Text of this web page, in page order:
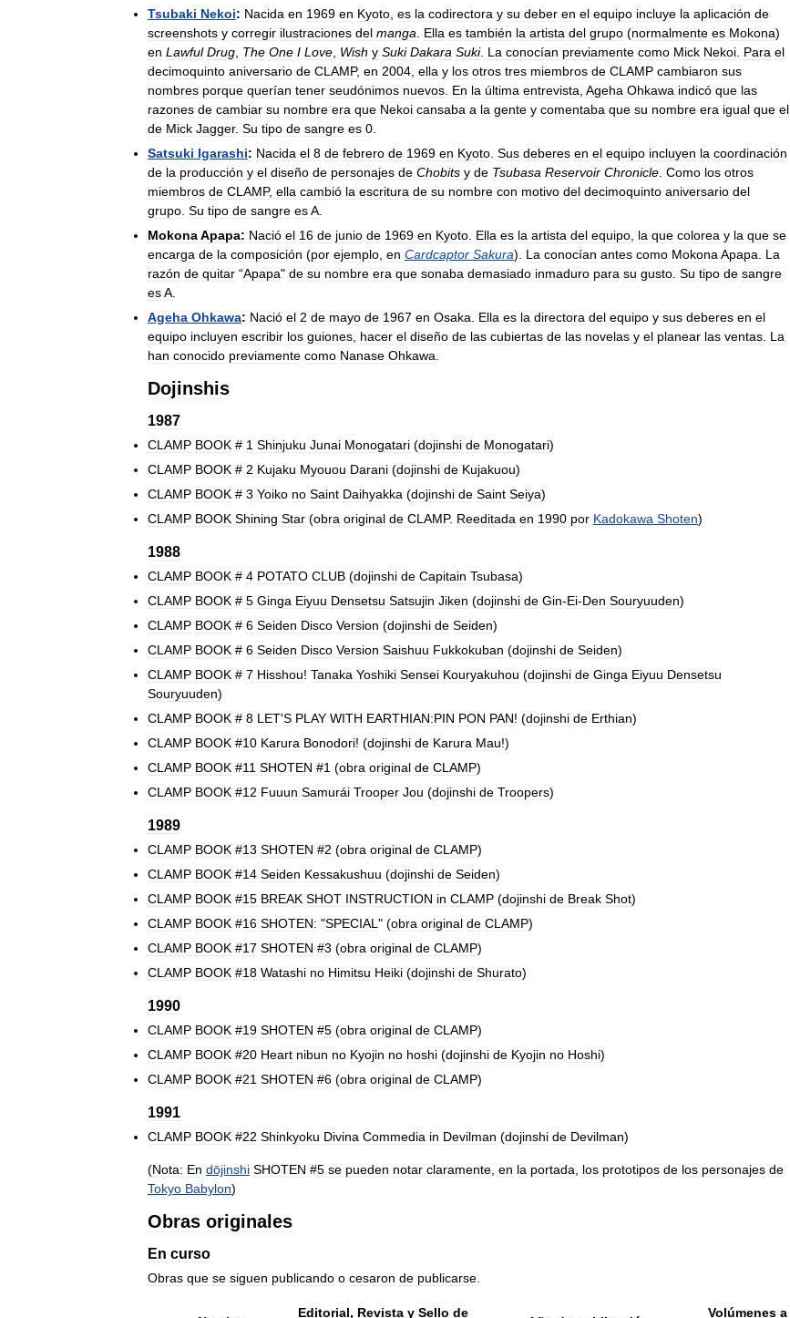
Tsubaki Nekoi: Nacida en 1969 en Kyoto, es la codirectora y su deber en el equipo incluye la aplicación de
screenshots y corregir ilustraciones del manga. Ella es también la artista del grupo (normalmente es Mokona)
en Lawful Drug, The One I Love, Wish y Suki Dakara Suki. La conocían previamente como Mick Nekoi. Para el
decimoquinto aniversario de CLAMP, en 2004, ella y los otros tres miembros de CLAMP cambiaron sus
nombres porque querían tener seudónimos nuevos. En la última entrevista, Ageha Ohkawa indicó que las
razones de cambiar su nombre era que Nekoi cansaba a la gente y comentaba que su nombre era igual que el
de Mick Jagger. Su tipo de sangre es 0.
Satsuki Igarashi: Nacida el 8 de febrero de 1969 en Kyoto. Sus deberes en el equipo incluyen la coordinación
de la producción y el diseño de personajes de Chobits y de Tsubasa Reservoir Chronicle. Como los otros
miembros de CLAMP, ella cambió la escritura de su nombre con motivo del decimoquinto aniversario del
grupo. Su tipo de sangre esA.
MokonaApapa: Nació el 16 de junio de 1969 en Kyoto. Ella es la artista del equipo, la que colorea y la que se
encarga de la composición (por ejemplo, en Cardcaptor Sakura). La conocían antes como MokonaApapa. La
razón de quitar “Apapa" de su nombre era que sonaba demasiado inmaduro para su gusto. Su tipo de sangre
esA.
Ageha Ohkawa: Nació el 2 de mayo de 1967 en Osaka. Ella es la directora del equipo y sus deberes en el
equipo incluyen escribir los guiones, hacer el diseño de las cubiertas de las novelas y el planear las ventas. La
han conocido previamente como Nanase Ohkawa.
Dojinshis
1987
CLAMP BOOK # 1 Shinjuku Junai Monogatari (dojinshi de Monogatari)
CLAMP BOOK # 2 Kujaku Myouou Darani (dojinshi de Kujakuou)
CLAMP BOOK # 3 Yoiko no Saint Daihyakka (dojinshi de Saint Seiya)
CLAMP BOOK Shining Star (obra original de CLAMP. Reeditada en 1990 por Kadokawa Shoten)
1988
CLAMP BOOK # 4 POTATO CLUB (dojinshi de Capitain Tsubasa)
CLAMP BOOK # 5 Ginga Eiyuu Densetsu Satsujin Jiken (dojinshi de Gin-Ei-Den Souryuuden)
CLAMP BOOK # 6 Seiden Disco Version (dojinshi de Seiden)
CLAMP BOOK # 6 Seiden Disco Version Saishuu Fukkokuban (dojinshi de Seiden)
CLAMP BOOK # 7 Hisshou! Tanaka Yoshiki Sensei Kouryakuhou (dojinshi de Ginga Eiyuu Densetsu
Souryuuden)
CLAMP BOOK # 8 LET'S PLAY WITH EARTHIAN:PIN PON PAN! (dojinshi de Erthian)
CLAMP BOOK #10 Karura Bonodori! (dojinshi de Karura Mau!)
CLAMP BOOK #11 SHOTEN #1 (obra original de CLAMP)
CLAMP BOOK #12 Fuuun Samurái Trooper Jou (dojinshi de Troopers)
1989
CLAMP BOOK #13 SHOTEN #2 (obra original de CLAMP)
CLAMP BOOK #14 Seiden Kessakushuu (dojinshi de Seiden)
CLAMP BOOK #15 BREAK SHOT INSTRUCTION in CLAMP (dojinshi de Break Shot)
CLAMP BOOK #16 SHOTEN: "SPECIAL" (obra original de CLAMP)
CLAMP BOOK #17 SHOTEN #3 (obra original de CLAMP)
CLAMP BOOK #18 Watashi no Himitsu Heiki (dojinshi de Shurato)
1990
CLAMP BOOK #19 SHOTEN #5 (obra original de CLAMP)
CLAMP BOOK #20 Heart nibun no Kyojin no hoshi (dojinshi de Kyojin no Hoshi)
CLAMP BOOK #21 SHOTEN #6 (obra original de CLAMP)
1991
CLAMP BOOK #22 Shinkyoku Divina Commedia in Devilman (dojinshi de Devilman)
(Nota: En dōjinshi SHOTEN #5 se pueden notar claramente, en la portada, los prototipos de los personajes de
Tokyo Babylon)
Obras originales
En curso
Obras que se siguen publicando o cesaron de publicarse.
Editorial, Revista y Sello de
Volúmenes a